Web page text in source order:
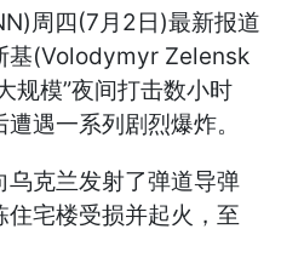
周四(7月2日)最新报道
基(Volodymyr Zelensk
规模”夜间打击数小时
遇一系列剧烈爆炸。
克兰发射了弹道导弹
宅楼受损并起火，至